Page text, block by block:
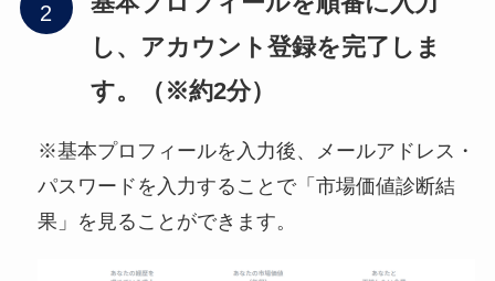
し、アカウント登録を完了しま
す。（※約2分）
※基本プロフィールを入力後、メールアドレス・
パスワードを入力することで「市場価値診断結
果」を見ることができます。